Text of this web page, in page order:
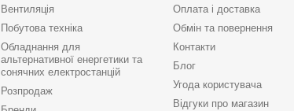
Вентиляція
Побутова техніка
Обладнання для
альтернативної енергетики та
сонячних електростанцій
Розпродаж
Оплата і доставка
Обмін та повернення
Контакти
Блог
Угода користувача
Відгуки про магазин